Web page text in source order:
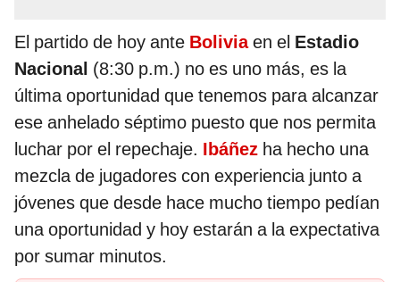
El partido de hoy ante Boliviaen el Estadio
Nacional (8:30 p.m.) no es uno más, es la
última oportunidad que tenemos para alcanzar
ese anhelado séptimo puesto que nos permita
luchar por el repechaje. Ibáñez ha hecho una
mezcla de jugadores con experiencia junto a
jóvenes que desde hace mucho tiempo pedían
una oportunidad y hoy estarán a la expectativa
por sumar minutos.